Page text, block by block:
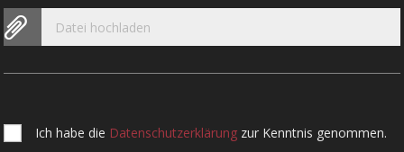
Datei hochladen
Ich habe die Datenschutzerklärung zur Kenntnis genommen.